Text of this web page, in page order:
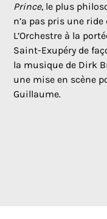
Prince, le plus
n’a pas pris une
L’Orchestre à la
Saint-Exupéry de
la musique de Dirk
une mise en scène
Guillaume.